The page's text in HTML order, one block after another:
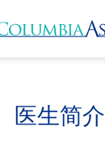
医生简介